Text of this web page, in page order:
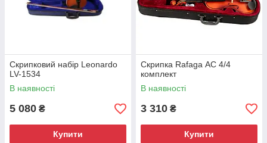
Скрипковий набір Leonardo
LV-1534
В наявності
5 080 ₴
Купити
Скрипка Rafaga АС 4/4
комплект
В наявності
3 310 ₴
Купити